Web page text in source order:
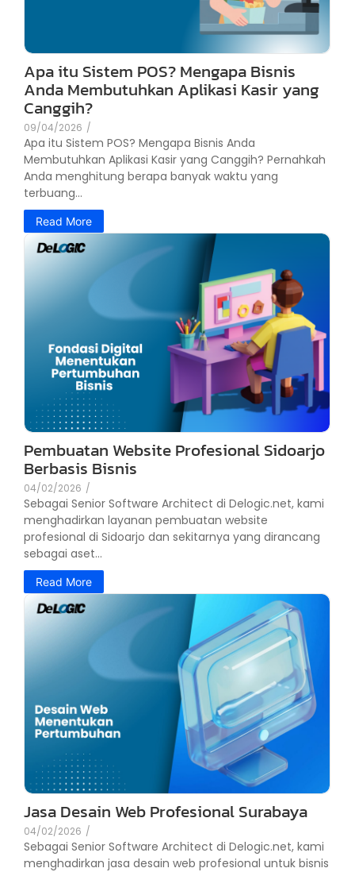
Apa itu Sistem POS? Mengapa Bisnis
Anda Membutuhkan Aplikasi Kasir yang
Canggih?
09/04/2026 /
Apa itu Sistem POS? Mengapa Bisnis Anda
Membutuhkan Aplikasi Kasir yang Canggih? Pernahkah
Anda menghitung berapa banyak waktu yang
terbuang...
Read More
Pembuatan Website Profesional Sidoarjo
Berbasis Bisnis
04/02/2026 /
Sebagai Senior Software Architect di Delogic.net, kami
menghadirkan layanan pembuatan website
profesional di Sidoarjo dan sekitarnya yang dirancang
sebagai aset...
Read More
Jasa Desain Web Profesional Surabaya
04/02/2026 /
Sebagai Senior Software Architect di Delogic.net, kami
menghadirkan jasa desain web profesional untuk bisnis